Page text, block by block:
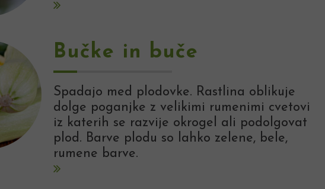
Bučke in buče
Spadajo med plodovke. Rastlina oblikuje
dolge poganjke z velikimi rumenimi cvetovi
iz katerih se razvije okrogel ali podolgovat
plod. Barve plodu so lahko zelene, bele,
rumene barve.